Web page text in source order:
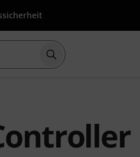
Suche mit